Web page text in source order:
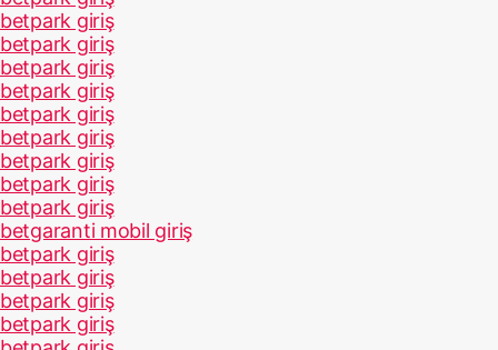
betpark giriş
betpark giriş
betpark giriş
betpark giriş
betpark giriş
betpark giriş
betpark giriş
betpark giriş
betpark giriş
betgaranti mobil giriş
betpark giriş
betpark giriş
betpark giriş
betpark giriş